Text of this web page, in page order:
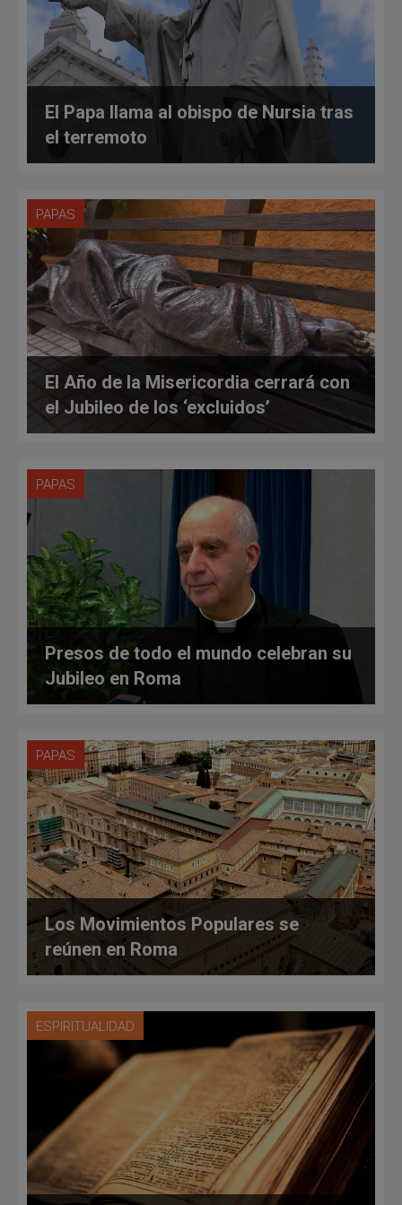
El Papa llama al obispo de Nursia tras
el terremoto
PAPAS
El Año de la Misericordia cerrará con
el Jubileo de los ‘excluidos’
PAPAS
Presos de todo el mundo celebran su
Jubileo en Roma
PAPAS
Los Movimientos Populares se
reúnen en Roma
ESPIRITUALIDAD